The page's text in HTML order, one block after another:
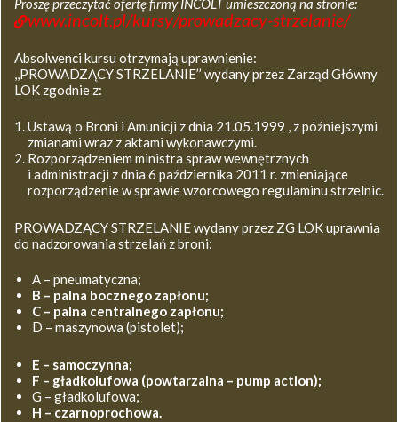
Proszę przeczytać ofertę firmy INCOLT umieszczoną na stronie:
www.incolt.pl/kursy/prowadzacy-strzelanie/
Absolwenci kursu otrzymają uprawnienie:
,,PROWADZĄCY STRZELANIE’’ wydany przez Zarząd Główny
LOK zgodnie z:
Ustawą o Broni i Amunicji z dnia 21.05.1999 , z późniejszymi
zmianami wraz z aktami wykonawczymi.
Rozporządzeniem ministra spraw wewnętrznych
i administracji z dnia 6 października 2011 r. zmieniające
rozporządzenie w sprawie wzorcowego regulaminu strzelnic.
PROWADZĄCY STRZELANIE wydany przez ZG LOK uprawnia
do nadzorowania strzelań z broni:
A – pneumatyczna;
B – palna bocznego zapłonu;
C – palna centralnego zapłonu;
D – maszynowa (pistolet);
E – samoczynna;
F – gładkolufowa (powtarzalna – pump action);
G – gładkolufowa;
H – czarnoprochowa.